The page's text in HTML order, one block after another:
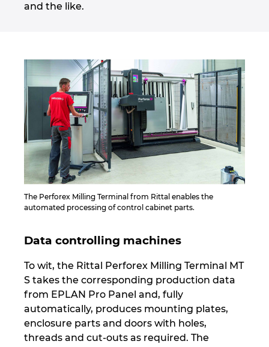
and the like.
The Perforex Milling Terminal from Rittal enables the
automated processing of control cabinet parts.
Data controlling machines
To wit, the Rittal Perforex Milling Terminal MT
S takes the corresponding production data
from EPLAN Pro Panel and, fully
automatically, produces mounting plates,
enclosure parts and doors with holes,
threads and cut-outs as required. The